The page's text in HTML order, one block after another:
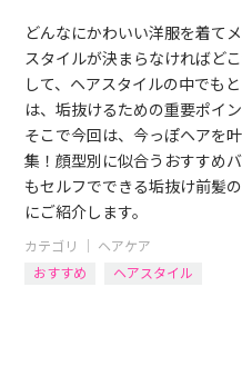
どんなにかわいい洋服を着て
スタイルが決まらなければど
して、ヘアスタイルの中でも
は、垢抜けるための重要ポイン
そこで今回は、今っぽヘアを
集！顔型別に似合うおすすめ
もセルフでできる垢抜け前髪
にご紹介します。
カテゴリ ｜ ヘアケア
おすすめ
ヘアスタイル